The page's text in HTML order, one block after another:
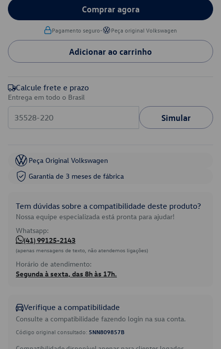
Comprar agora
Pagamento seguro• Peça original Volkswagen
Adicionar ao carrinho
Calcule frete e prazo
Entrega em todo o Brasil
Simular
Peça Original Volkswagen
Garantia de 3 meses de fábrica
Tem dúvidas sobre a compatibilidade deste produto?
Nossa equipe especializada está pronta para ajudar!
Whatsapp:
(41) 99125-2143
(apenas mensagens de texto, não atendemos ligações)
Horário de atendimento:
Segunda à sexta, das 8h às 17h.
Verifique a compatibilidade
Consulte a compatibilidade fazendo login na sua conta.
Código original consultado: 5NN809857B